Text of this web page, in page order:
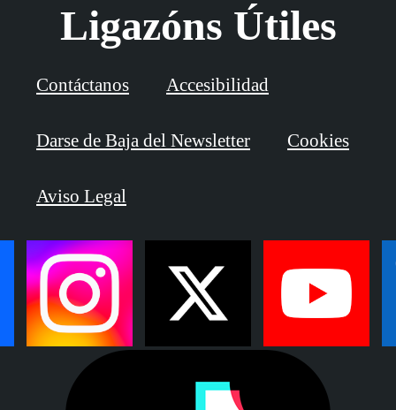
Ligazóns Útiles
Contáctanos Accesibilidad
Darse de Baja del Newsletter Cookies
Aviso Legal